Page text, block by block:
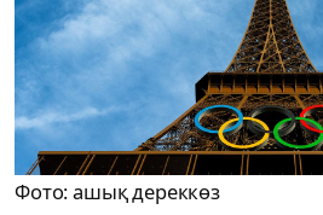
Фото: ашық дереккөз